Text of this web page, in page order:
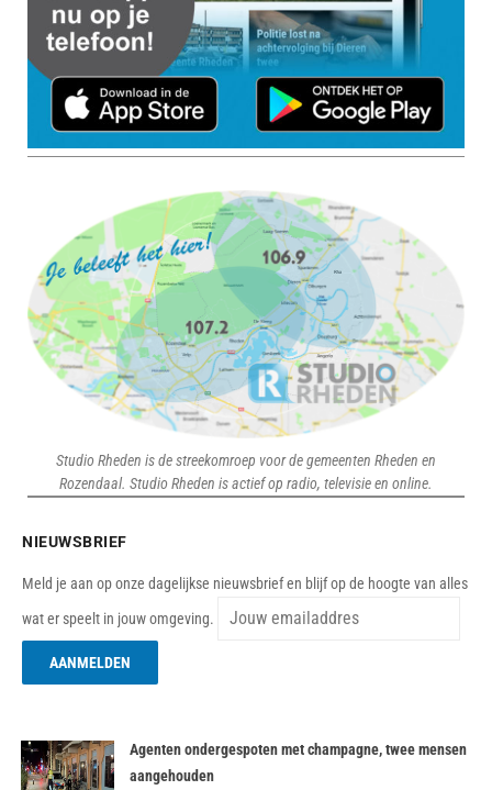
Studio Rheden is de streekomroep voor de gemeenten Rheden en
Rozendaal. Studio Rheden is actief op radio, televisie en online.
NIEUWSBRIEF
Meld je aan op onze dagelijkse nieuwsbrief en blijf op de hoogte van alles
wat er speelt in jouw omgeving.
Agenten ondergespoten met champagne, twee mensen
aangehouden